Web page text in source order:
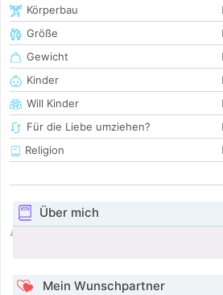
Körperbau
Größe
Gewicht
Kinder
Will Kinder
Für die Liebe umziehen?
Religion
Über mich
Mein Wunschpartner